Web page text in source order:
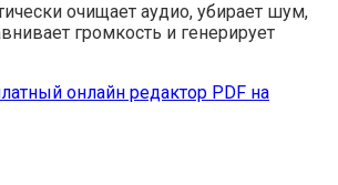
очищает аудио, убирает шум,
громкость и генерирует